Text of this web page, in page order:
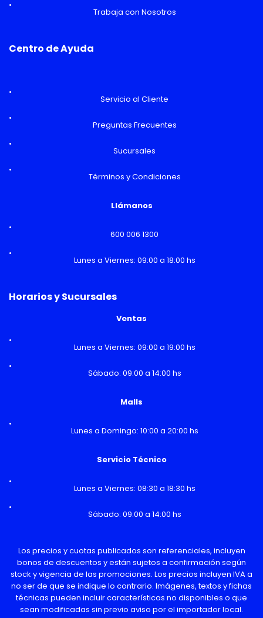
Trabaja con Nosotros
Centro de Ayuda
Servicio al Cliente
Preguntas Frecuentes
Sucursales
Términos y Condiciones
Llámanos
600 006 1300
Lunes a Viernes: 09:00 a 18:00 hs
Horarios y Sucursales
Ventas
Lunes a Viernes: 09:00 a 19:00 hs
Sábado: 09:00 a 14:00 hs
Malls
Lunes a Domingo: 10:00 a 20:00 hs
Servicio Técnico
Lunes a Viernes: 08:30 a 18:30 hs
Sábado: 09:00 a 14:00 hs
Los precios y cuotas publicados son referenciales, incluyen
bonos de descuentos y están sujetos a confirmación según
stock y vigencia de las promociones. Los precios incluyen IVA a
no ser de que se indique lo contrario. Imágenes, textos y fichas
técnicas pueden incluir características no disponibles o que
sean modificadas sin previo aviso por el importador local.